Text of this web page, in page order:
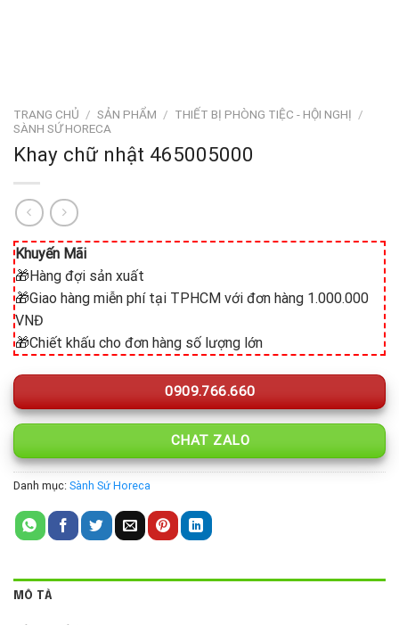
TRANG CHỦ / SẢN PHẨM / THIẾT BỊ PHÒNG TIỆC - HỘI NGHỊ /
SÀNH SỨ HORECA
Khay chữ nhật 465005000
Khuyến Mãi
🎁Hàng đợi sản xuất
🎁Giao hàng miễn phí tại TPHCM với đơn hàng 1.000.000
VNĐ
🎁Chiết khấu cho đơn hàng số lượng lớn
0909.766.660
CHAT ZALO
Danh mục: Sành Sứ Horeca
MÔ TẢ